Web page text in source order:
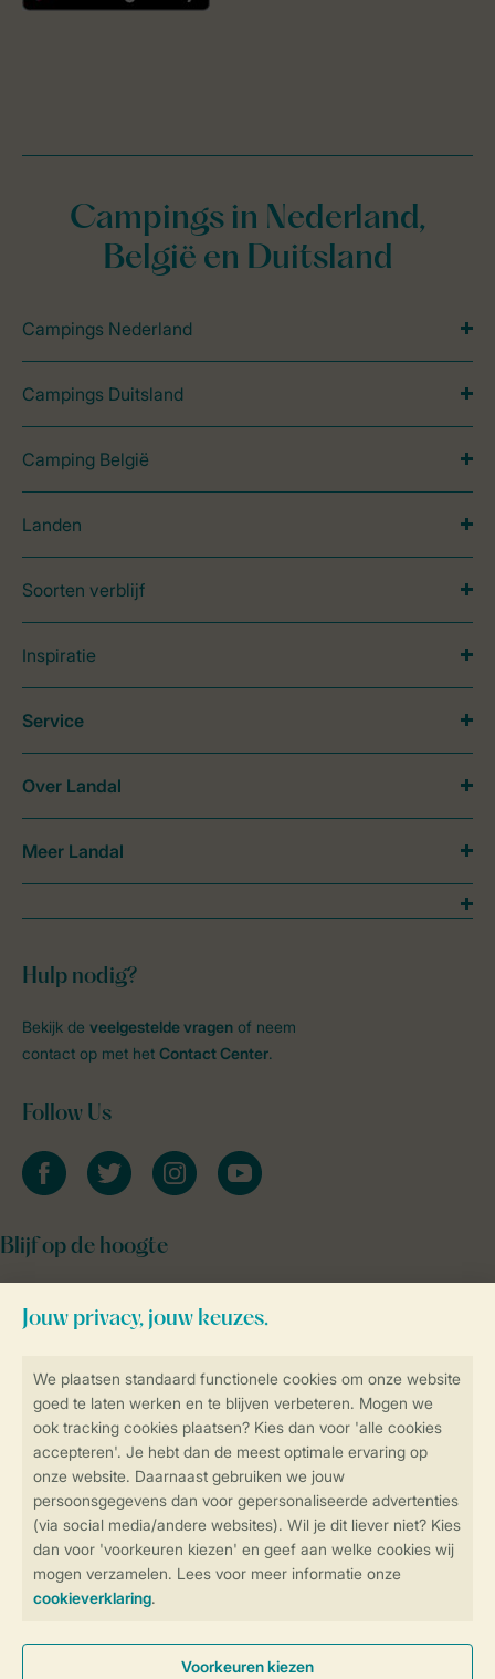
privacy
Veilig en snel online boeken
SSL certificaat
Veilige gegevensoverdracht
Veilige betaling
Campings in Nederland,
België en Duitsland
Campings Nederland
Campings Duitsland
Camping België
Landen
Soorten verblijf
Inspiratie
Hulp nodig?
Bekijk de veelgestelde vragen of neem
contact op met het Contact Center.
Follow Us
facebooktwitter instagramyoutube
Blijf op de hoogte
Service
Over Landal
Meer Landal